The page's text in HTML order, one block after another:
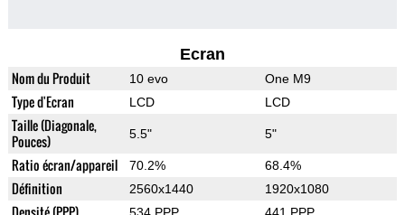
Ecran
Nom du Produit 10 evo One M9
Type d'Ecran LCD LCD
Taille (Diagonale,
Pouces)
5.5" 5"
Ratio écran/appareil 70.2% 68.4%
Définition 2560x1440 1920x1080